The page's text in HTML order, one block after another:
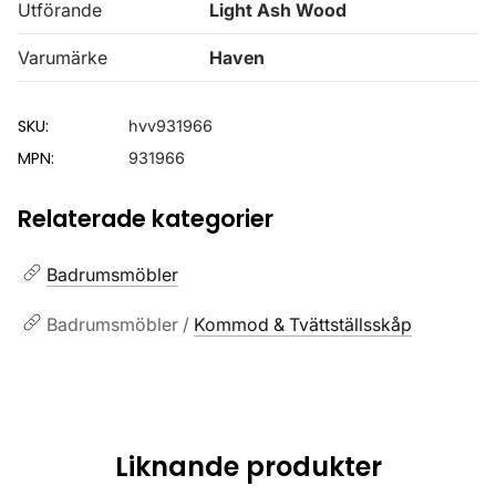
Utförande Light Ash Wood
Varumärke Haven
SKU: hvv931966
MPN: 931966
Relaterade kategorier
Badrumsmöbler
Badrumsmöbler / Kommod & Tvättställsskåp
Liknande produkter